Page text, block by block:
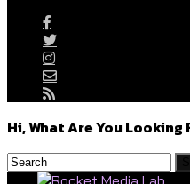
Hi, What Are You Looking